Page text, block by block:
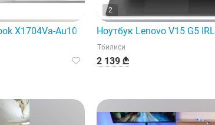
X1704Va-Au1017 — это практичное и
2
Ноутбук Lenovo V15 G5
Тбилиси
2 139 ₾